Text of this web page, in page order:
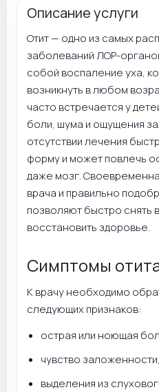
Описание услуги
Отит — одно из самых
заболеваний ЛОР-
собой воспаление уха,
возникнуть в любом
часто встречается у
боли, шума и ощущения
отсутствии лечения
форму и может повлечь
даже мозг.
врача и правильно
позволяют быстро снять
восстановить здоровье.
Симптомы
К врачу необходимо
следующих признаков:
острая или ноющая
чувство
выделения из